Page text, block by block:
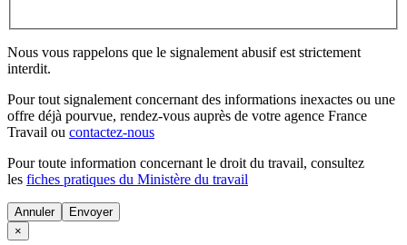
Nous vous rappelons que le signalement abusif est strictement
interdit.
Pour tout signalement concernant des informations inexactes ou une
offre déjà pourvue, rendez-vous auprès de votre agence France
Travail ou contactez-nous
Pour toute information concernant le droit du travail, consultez
les fiches pratiques du Ministère du travail
Annuler
×